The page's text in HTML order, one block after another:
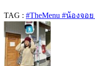
TAG : #TheMenu #น้องจอ